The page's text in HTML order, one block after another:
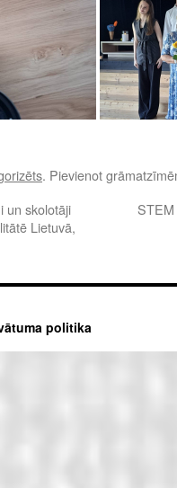
. Pievienot
un skolotāji
Lietuvā,
politika